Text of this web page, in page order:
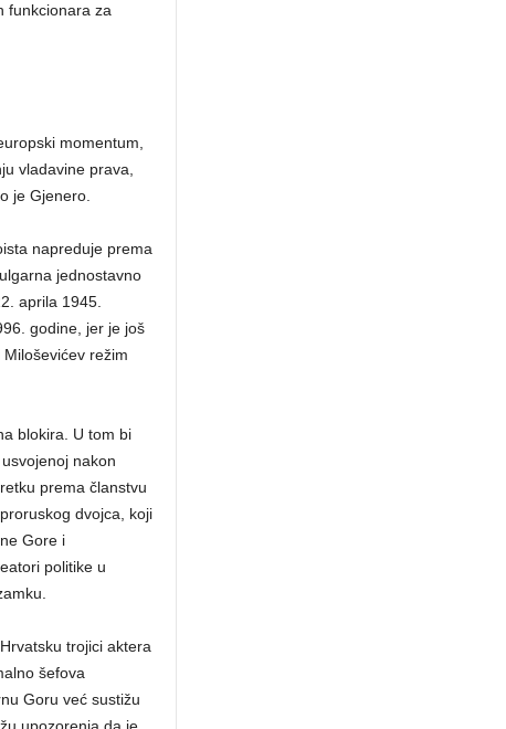
funkcionara za
momentum,
vladavine prava,
je Gjenero.
napreduje prema
jednostavno
aprila 1945.
godine, jer je još
režim
blokira. U tom bi
nakon
prema članstvu
dvojca, koji
Gore i
politike u
trojici aktera
šefova
Goru već sustižu